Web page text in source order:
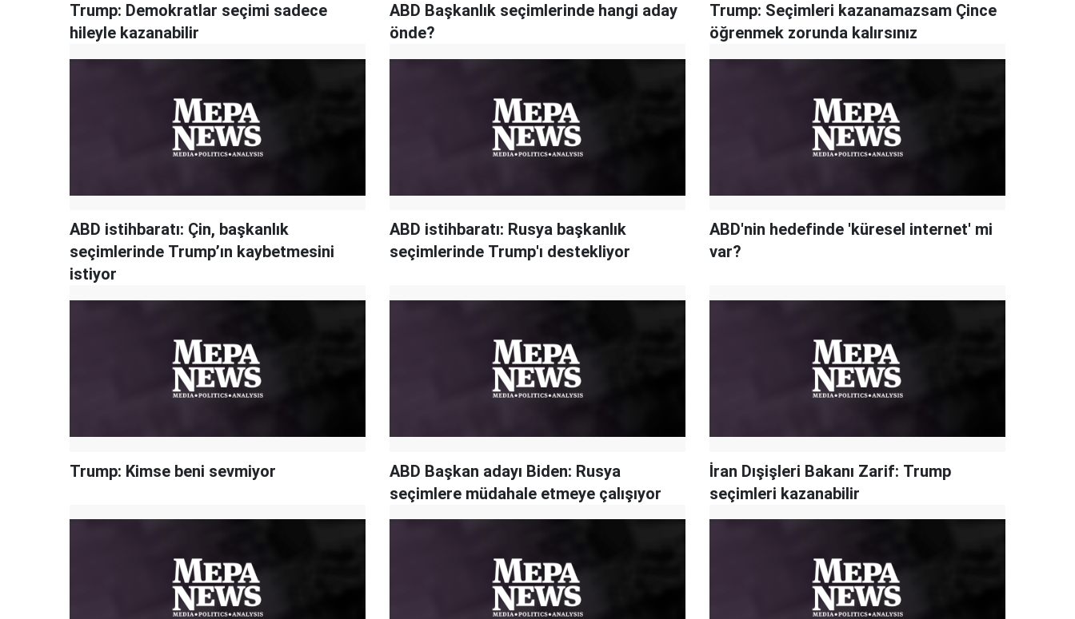
Trump: Demokratlar seçimi sadece
hileyle kazanabilir
ABD Başkanlık seçimlerinde hangi aday
önde?
Trump: Seçimleri kazanamazsam Çince
öğrenmek zorunda kalırsınız
ABD istihbaratı: Çin, başkanlık
seçimlerinde Trump’ın kaybetmesini
istiyor
ABD istihbaratı: Rusya başkanlık
seçimlerinde Trump'ı destekliyor
ABD'nin hedefinde 'küresel internet' mi
var?
Trump: Kimse beni sevmiyor
ABD Başkan adayı Biden: Rusya
seçimlere müdahale etmeye çalışıyor
İran Dışişleri Bakanı Zarif: Trump
seçimleri kazanabilir